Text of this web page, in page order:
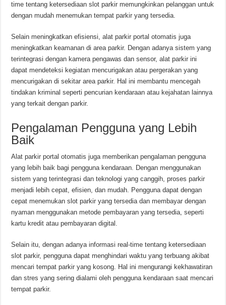
time tentang ketersediaan slot parkir memungkinkan pelanggan untuk
dengan mudah menemukan tempat parkir yang tersedia.
Selain meningkatkan efisiensi, alat parkir portal otomatis juga
meningkatkan keamanan di area parkir. Dengan adanya sistem yang
terintegrasi dengan kamera pengawas dan sensor, alat parkir ini
dapat mendeteksi kegiatan mencurigakan atau pergerakan yang
mencurigakan di sekitar area parkir. Hal ini membantu mencegah
tindakan kriminal seperti pencurian kendaraan atau kejahatan lainnya
yang terkait dengan parkir.
Pengalaman Pengguna yang Lebih
Baik
Alat parkir portal otomatis juga memberikan pengalaman pengguna
yang lebih baik bagi pengguna kendaraan. Dengan menggunakan
sistem yang terintegrasi dan teknologi yang canggih, proses parkir
menjadi lebih cepat, efisien, dan mudah. Pengguna dapat dengan
cepat menemukan slot parkir yang tersedia dan membayar dengan
nyaman menggunakan metode pembayaran yang tersedia, seperti
kartu kredit atau pembayaran digital.
Selain itu, dengan adanya informasi real-time tentang ketersediaan
slot parkir, pengguna dapat menghindari waktu yang terbuang akibat
mencari tempat parkir yang kosong. Hal ini mengurangi kekhawatiran
dan stres yang sering dialami oleh pengguna kendaraan saat mencari
tempat parkir.